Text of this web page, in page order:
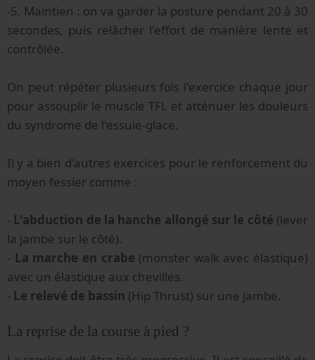
-5. Maintien : on va garder la posture pendant 20 à 30
secondes, puis relâcher l'effort de manière lente et
contrôlée.
On peut répéter plusieurs fois l'exercice chaque jour
pour assouplir le muscle TFL et atténuer les douleurs
du syndrome de l'essuie-glace.
Il y a bien d'autres exercices pour le renforcement du
moyen fessier comme :
- L'abduction de la hanche allongé sur le côté (lever
la jambe sur le côté).
- La marche en crabe (monster walk avec élastique)
avec un élastique aux chevilles.
- Le relevé de bassin (Hip Thrust) sur une jambe.
La reprise de la course à pied ?